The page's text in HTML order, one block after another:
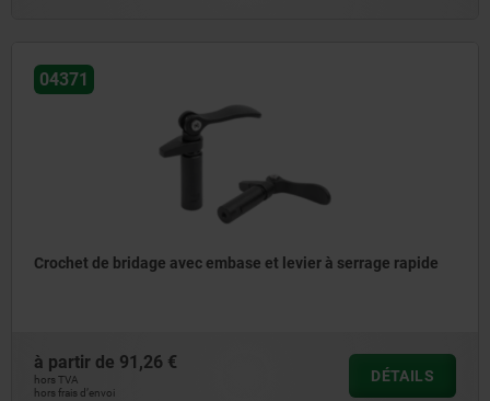
04371
Crochet de bridage avec embase et levier à serrage rapide
à partir de 91,26 €
hors TVA
hors frais d’envoi
DÉTAILS